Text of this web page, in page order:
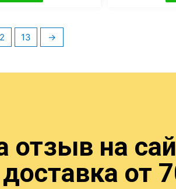
13 →
отзыв на
от